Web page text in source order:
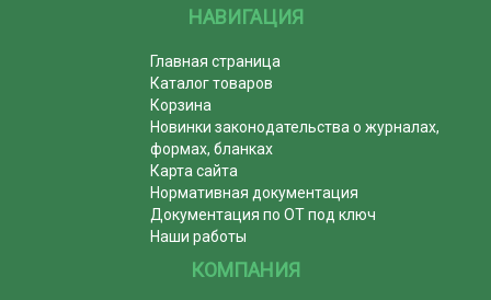
НАВИГАЦИЯ
Главная страница
Каталог товаров
Корзина
Новинки законодательства о журналах,
формах, бланках
Карта сайта
Нормативная документация
Документация по ОТ под ключ
Наши работы
КОМПАНИЯ